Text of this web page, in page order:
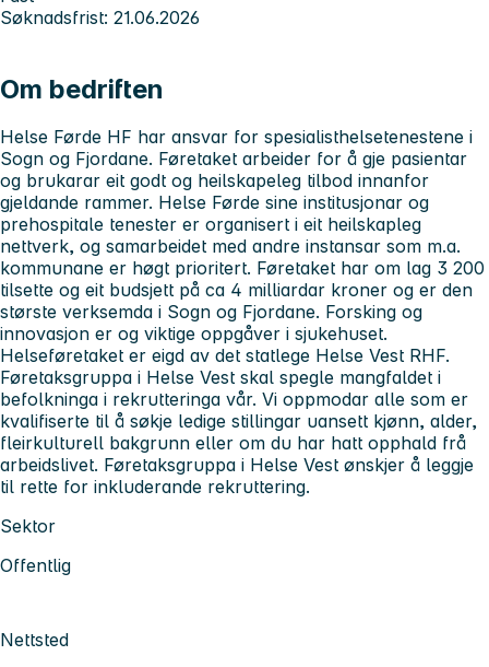
Søknadsfrist: 21.06.2026
Om bedriften
Helse Førde HF har ansvar for spesialisthelsetenestene i
Sogn og Fjordane. Føretaket arbeider for å gje pasientar
og brukarar eit godt og heilskapeleg tilbod innanfor
gjeldande rammer. Helse Førde sine institusjonar og
prehospitale tenester er organisert i eit heilskapleg
nettverk, og samarbeidet med andre instansar som m.a.
kommunane er høgt prioritert. Føretaket har om lag 3 200
tilsette og eit budsjett på ca 4 milliardar kroner og er den
største verksemda i Sogn og Fjordane. Forsking og
innovasjon er og viktige oppgåver i sjukehuset.
Helseføretaket er eigd av det statlege Helse Vest RHF.
Føretaksgruppa i Helse Vest skal spegle mangfaldet i
befolkninga i rekrutteringa vår. Vi oppmodar alle som er
kvalifiserte til å søkje ledige stillingar uansett kjønn, alder,
fleirkulturell bakgrunn eller om du har hatt opphald frå
arbeidslivet. Føretaksgruppa i Helse Vest ønskjer å leggje
til rette for inkluderande rekruttering.
Sektor
Offentlig
Nettsted